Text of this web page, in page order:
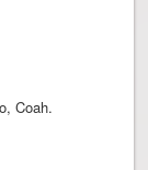
Coah.